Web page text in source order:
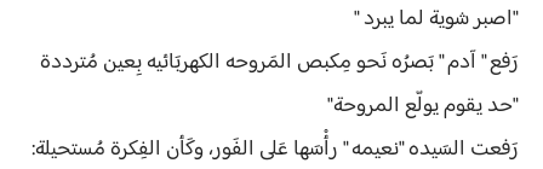
"اصبر شوية لما يبرد "
رَفع " آدم " بَصرُه نَحو مِكبص المَروحه الكهربَائيه بِعين مُترددة
"حد يقوم يولّع المروحة"
رَفعت السَيده "نعيمه " رأْسَها عَلى الفَور، وكَأن الفِكرة مُستحيلة: